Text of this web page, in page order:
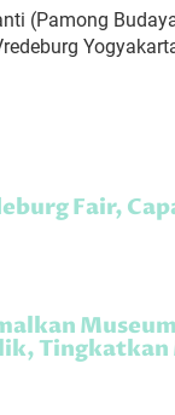
(Pamong
Fair,